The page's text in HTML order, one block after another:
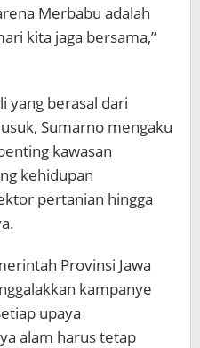
Merbabu adalah
kita jaga bersama,”
yang berasal dari
Sumarno mengaku
kawasan
kehidupan
pertanian hingga
Provinsi Jawa
kampanye
upaya
alam harus tetap